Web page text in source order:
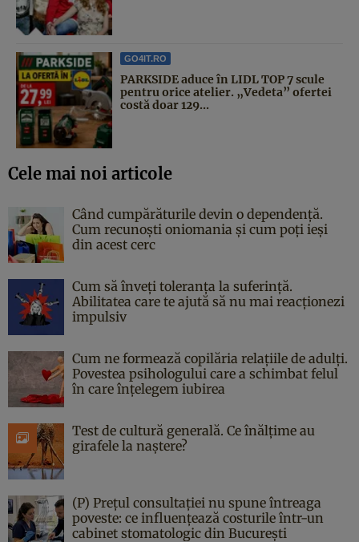
GO4IT.RO
PARKSIDE aduce în LIDL TOP 7 scule
pentru orice atelier. „Vedeta” ofertei
costă doar 129...
Cele mai noi articole
Când cumpărăturile devin o dependență.
Cum recunoști oniomania și cum poți ieși
din acest cerc
Cum să înveți toleranța la suferință.
Abilitatea care te ajută să nu mai reacționezi
impulsiv
Cum ne formează copilăria relațiile de adulți.
Povestea psihologului care a schimbat felul
în care înțelegem iubirea
Test de cultură generală. Ce înălțime au
girafele la naștere?
(P) Prețul consultației nu spune întreaga
poveste: ce influențează costurile într-un
cabinet stomatologic din București